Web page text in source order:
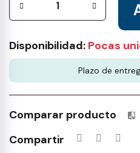
Disponibilidad: Pocas
Plazo de
Comparar producto
Compartir